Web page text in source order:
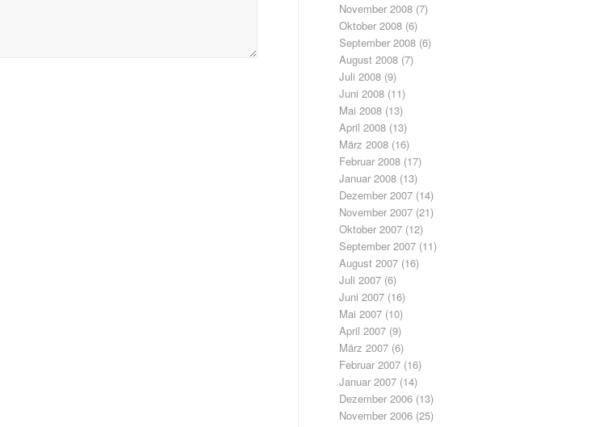
November 2008 (7)
Oktober 2008 (6)
September 2008 (6)
August 2008 (7)
Juli 2008 (9)
Juni 2008 (11)
Mai 2008 (13)
April 2008 (13)
März 2008 (16)
Februar 2008 (17)
Januar 2008 (13)
Dezember 2007 (14)
November 2007 (21)
Oktober 2007 (12)
September 2007 (11)
August 2007 (16)
Juli 2007 (6)
Juni 2007 (16)
Mai 2007 (10)
April 2007 (9)
März 2007 (6)
Februar 2007 (16)
Januar 2007 (14)
Dezember 2006 (13)
November 2006 (25)